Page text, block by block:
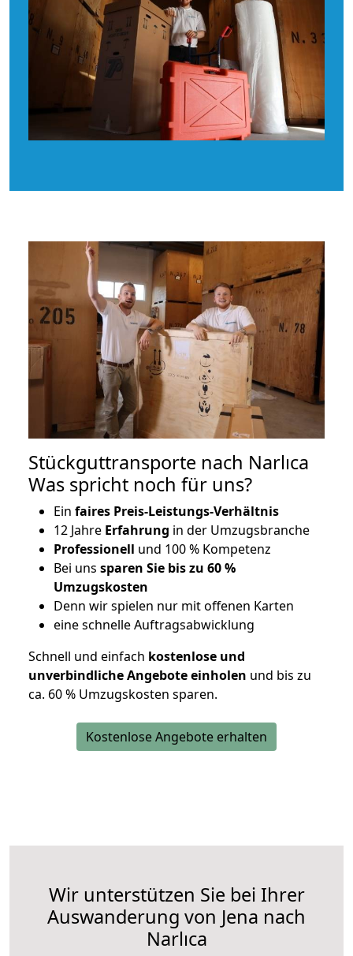
Stückguttransporte nach Narlıca
Was spricht noch für uns?
Ein faires Preis-Leistungs-Verhältnis
12 Jahre Erfahrung in der Umzugsbranche
Professionell und 100 % Kompetenz
Bei uns sparen Sie bis zu 60 %
Umzugskosten
Denn wir spielen nur mit offenen Karten
eine schnelle Auftragsabwicklung
Schnell und einfach kostenlose und
unverbindliche Angebote einholen und bis zu
ca. 60 % Umzugskosten sparen.
Kostenlose Angebote erhalten
Wir unterstützen Sie bei Ihrer
Auswanderung von Jena nach
Narlıca